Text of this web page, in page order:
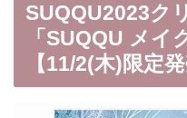
SUQQU2023ク
「SUQQU メイ
【11/2(木)限定